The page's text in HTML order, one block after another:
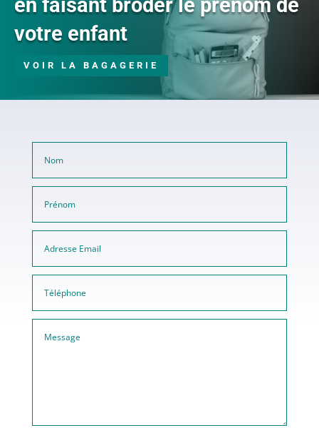
en faisant broder le prénom de
votre enfant
VOIR LA BAGAGERIE